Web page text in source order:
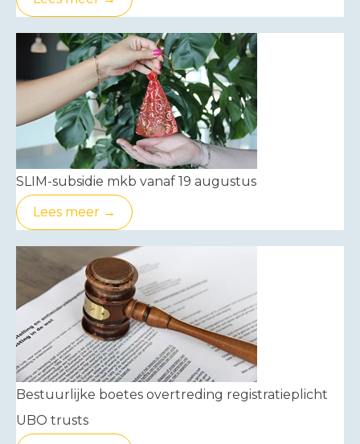
SLIM-subsidie mkb vanaf 19 augustus
Lees meer →
Bestuurlijke boetes overtreding registratieplicht
UBO trusts